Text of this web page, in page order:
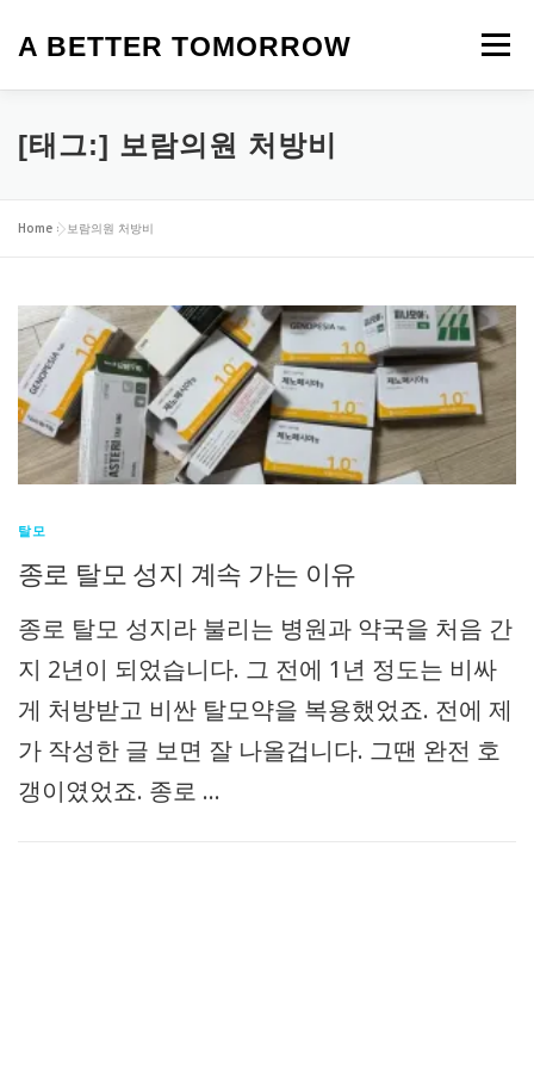
A BETTER TOMORROW 메뉴
HOME 생활정보 맛집 카페
로또 명당 여행 이야기
오늘의 뉴스 영화
[태그:] 보람의원 처방비
Home »보람의원 처방비
탈모
종로 탈모 성지 계속 가는 이유
종로 탈모 성지라 불리는 병원과 약국을 처음 간
지 2년이 되었습니다. 그 전에 1년 정도는 비싸
게 처방받고 비싼 탈모약을 복용했었죠. 전에 제
가 작성한 글 보면 잘 나올겁니다. 그땐 완전 호
갱이였었죠. 종로 …